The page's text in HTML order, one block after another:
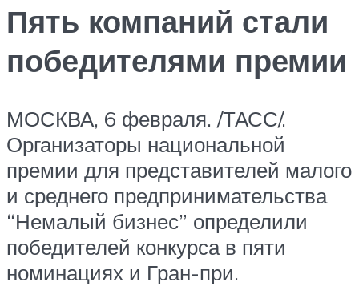
Пять компаний стали
победителями премии
МОСКВА, 6 февраля. /ТАСС/.
Организаторы национальной
премии для представителей малого
и среднего предпринимательства
“Немалый бизнес” определили
победителей конкурса в пяти
номинациях и Гран-при.